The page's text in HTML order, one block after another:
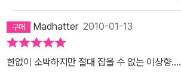
Madhatter2010-01-13
한없이 소박하지만 절대 잡을 수 없는 이상향....